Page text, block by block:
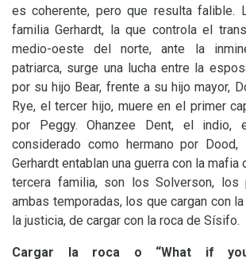
es coherente, pero que resulta falible.
familia Gerhardt, la que controla el
medio-oeste del norte, ante la
patriarca, surge una lucha entre la
por su hijo Bear, frente a su hijo mayor,
Rye, el tercer hijo, muere en el primer
por Peggy. Ohanzee Dent, el indio,
considerado como hermano por
Gerhardt entablan una guerra con la mafia
tercera familia, son los Solverson, los
ambas temporadas, los que cargan con
la justicia, de cargar con la roca de Sísifo.
Cargar la roca o “What if